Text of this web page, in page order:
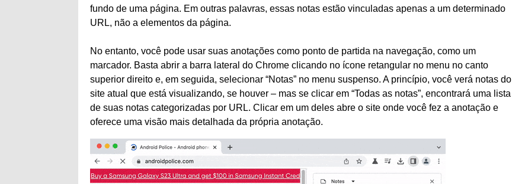
fundo de uma página. Em outras palavras, essas notas estão vinculadas apenas a um determinado
URL, não a elementos da página.
No entanto, você pode usar suas anotações como ponto de partida na navegação, como um
marcador. Basta abrir a barra lateral do Chrome clicando no ícone retangular no menu no canto
superior direito e, em seguida, selecionar “Notas” no menu suspenso. A princípio, você verá notas do
site atual que está visualizando, se houver – mas se clicar em “Todas as notas”, encontrará uma lista
de suas notas categorizadas por URL. Clicar em um deles abre o site onde você fez a anotação e
oferece uma visão mais detalhada da própria anotação.